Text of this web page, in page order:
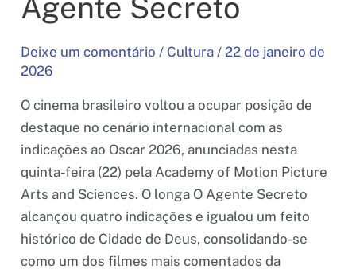
Agente Secreto
Deixe um comentário / Cultura / 22 de janeiro de
2026
O cinema brasileiro voltou a ocupar posição de
destaque no cenário internacional com as
indicações ao Oscar 2026, anunciadas nesta
quinta-feira (22) pela Academy of Motion Picture
Arts and Sciences. O longa O Agente Secreto
alcançou quatro indicações e igualou um feito
histórico de Cidade de Deus, consolidando-se
como um dos filmes mais comentados da